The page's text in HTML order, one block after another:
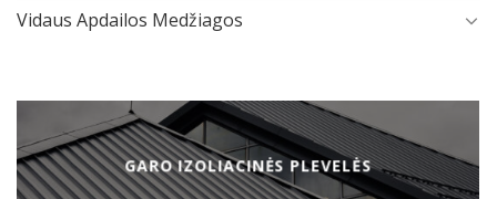
GARO IZOLIACINĖS PLEVELĖS
Vidaus Apdailos Medžiagos